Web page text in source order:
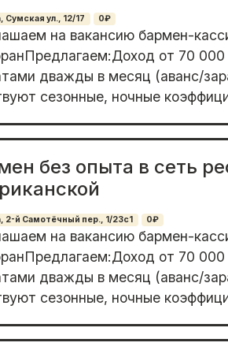
Сумская ул., 12/17 0₽
на вакансию бармен-
от 70
дважды в месяц (аванс/
сезонные, ночные
без опыта в сеть
2-й Самотёчный пер., 1/23с1 0₽
на вакансию бармен-
от 70
дважды в месяц (аванс/
сезонные, ночные